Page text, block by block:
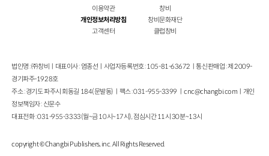
이용약관
개인정보처리방침
고객센터
창비
창비문화재단
클럽창비
법인명 : ㈜창비ㅣ대표이사 : 염종선ㅣ사업자등록번호 : 105-81-63672ㅣ통신판매업 : 제 2009-
경기파주-1928호
주소 : 경기도 파주시 회동길 184(문발동)ㅣ팩스 : 031-955-3399 ㅣcnc@changbi.com ㅣ개인
정보책임자 : 신문수
대표전화 : 031-955-3333(월~금 10시~17시), 점심시간 11시 30분~13시
copyright © Changbi Publishers, inc. All Rights Reserved.